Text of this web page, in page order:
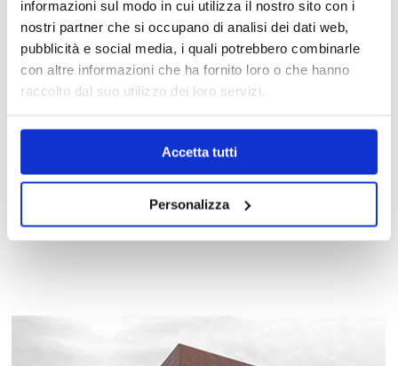
informazioni sul modo in cui utilizza il nostro sito con i
nostri partner che si occupano di analisi dei dati web,
pubblicità e social media, i quali potrebbero combinarle
con altre informazioni che ha fornito loro o che hanno
raccolto dal suo utilizzo dei loro servizi.
Accetta tutti
Personalizza